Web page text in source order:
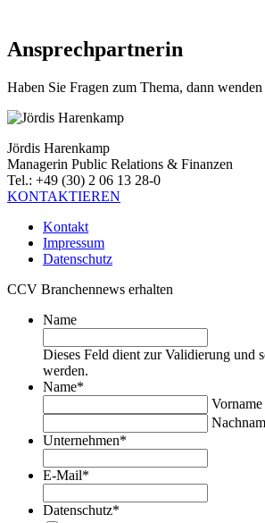
Ansprechpartnerin
Haben Sie Fragen zum Thema, dann wenden
Jördis Harenkamp
Managerin Public Relations & Finanzen
Tel.: +49 (30) 2 06 13 28-0
KONTAKTIEREN
Kontakt
Impressum
Datenschutz
CCV Branchennews erhalten
Name
Dieses Feld dient zur Validierung und
werden.
Name*
Vorname
Unternehmen*
E-Mail*
Datenschutz*